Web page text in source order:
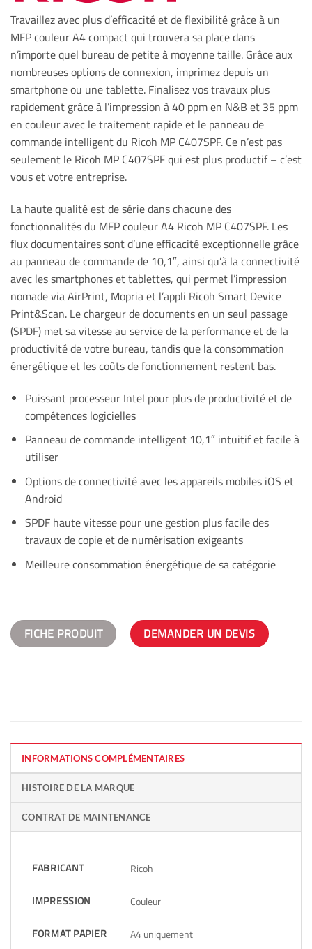
Travaillez avec plus d’efficacité et de flexibilité grâce à un
MFP couleur A4 compact qui trouvera sa place dans
n’importe quel bureau de petite à moyenne taille. Grâce aux
nombreuses options de connexion, imprimez depuis un
smartphone ou une tablette. Finalisez vos travaux plus
rapidement grâce à l’impression à 40 ppm en N&B et 35 ppm
en couleur avec le traitement rapide et le panneau de
commande intelligent du Ricoh MP C407SPF. Ce n’est pas
seulement le Ricoh MP C407SPF qui est plus productif – c’est
vous et votre entreprise.
La haute qualité est de série dans chacune des
fonctionnalités du MFP couleur A4 Ricoh MP C407SPF. Les
flux documentaires sont d’une efficacité exceptionnelle grâce
au panneau de commande de 10,1″, ainsi qu’à la connectivité
avec les smartphones et tablettes, qui permet l’impression
nomade via AirPrint, Mopria et l’appli Ricoh Smart Device
Print&Scan. Le chargeur de documents en un seul passage
(SPDF) met sa vitesse au service de la performance et de la
productivité de votre bureau, tandis que la consommation
énergétique et les coûts de fonctionnement restent bas.
Puissant processeur Intel pour plus de productivité et de
compétences logicielles
Panneau de commande intelligent 10,1″ intuitif et facile à
utiliser
Options de connectivité avec les appareils mobiles iOS et
Android
SPDF haute vitesse pour une gestion plus facile des
travaux de copie et de numérisation exigeants
Meilleure consommation énergétique de sa catégorie
FICHE PRODUIT DEMANDER UN DEVIS
INFORMATIONS COMPLÉMENTAIRES
HISTOIRE DE LA MARQUE
CONTRAT DE MAINTENANCE
FABRICANT Ricoh
IMPRESSION Couleur
FORMAT PAPIER A4 uniquement